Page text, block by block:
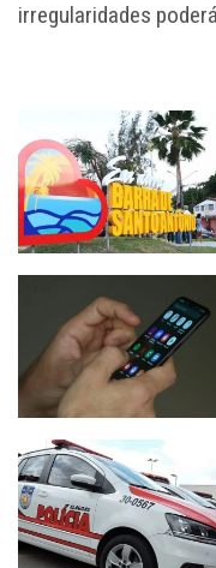
irregularidades